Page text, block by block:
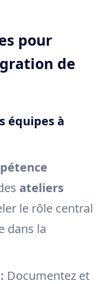
pour
de
équipes à
ateliers
le rôle central
dans la
Documentez et